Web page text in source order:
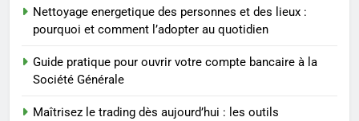
5
Les secrets révélés pour une
Nettoyage energetique des personnes et des lieux :
pourquoi et comment l’adopter au quotidien
Guide pratique pour ouvrir votre compte bancaire à la
Société Générale
Maîtrisez le trading dès aujourd’hui : les outils